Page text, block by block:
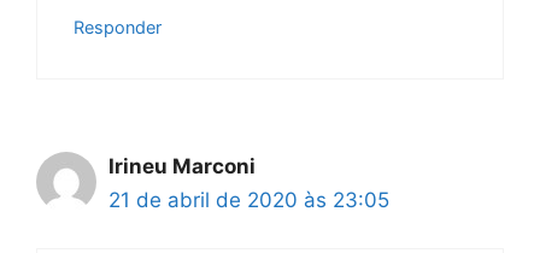
Responder
Irineu Marconi
21 de abril de 2020 às 23:05